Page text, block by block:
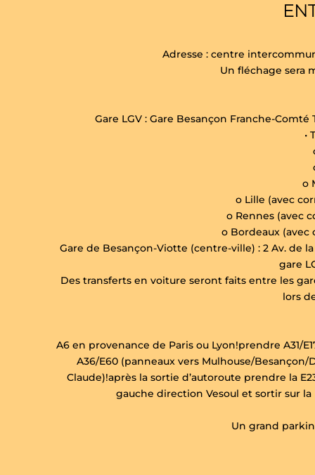
Adresse : centre
Un fléchage sera
Gare LGV : Gare Besançon Franche-Comté
•
o
o Lille (avec
o Rennes (avec
o Bordeaux (avec
Gare de Besançon-Viotte (centre-ville) : 2 Av. de
gare
Des transferts en voiture seront faits entre les
lors
A6 en provenance de Paris ou Lyon!prendre A31/
A36/E60 (panneaux vers Mulhouse/
Claude)!après la sortie d’autoroute prendre la
gauche direction Vesoul et sortir sur
Un grand